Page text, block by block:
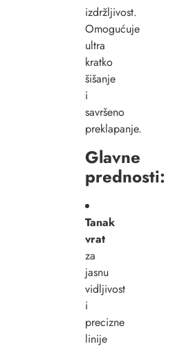
izdržljivost.
Omogućuje
ultra
kratko
šišanje
i
savršeno
preklapanje.
Glavne
prednosti:
Tanak
vrat
za
jasnu
vidljivost
i
precizne
linije